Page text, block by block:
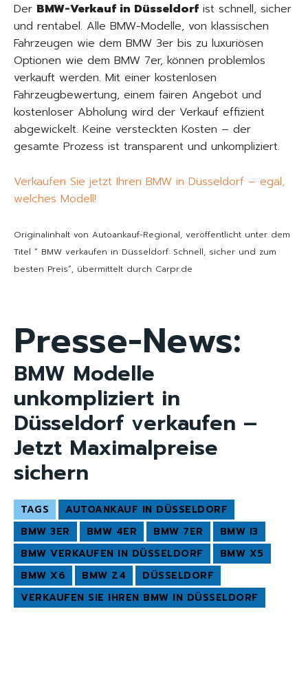
Der BMW-Verkauf in Düsseldorf ist schnell, sicher
und rentabel. Alle BMW-Modelle, von klassischen
Fahrzeugen wie dem BMW 3er bis zu luxuriösen
Optionen wie dem BMW 7er, können problemlos
verkauft werden. Mit einer kostenlosen
Fahrzeugbewertung, einem fairen Angebot und
kostenloser Abholung wird der Verkauf effizient
abgewickelt. Keine versteckten Kosten – der
gesamte Prozess ist transparent und unkompliziert.
Verkaufen Sie jetzt Ihren BMW in Düsseldorf – egal,
welches Modell!
Originalinhalt von Autoankauf-Regional, veröffentlicht unter dem
Titel “ BMW verkaufen in Düsseldorf: Schnell, sicher und zum
besten Preis“, übermittelt durch Carpr.de
Presse-News:
BMW Modelle
unkompliziert in
Düsseldorf verkaufen –
Jetzt Maximalpreise
sichern
TAGS
AUTOANKAUF IN DÜSSELDORF
BMW 3ER
BMW 4ER BMW 7ER
BMW I3
BMW VERKAUFEN IN DÜSSELDORF
BMW X5
BMW X6
BMW Z4
DÜSSELDORF
VERKAUFEN SIE IHREN BMW IN DÜSSELDORF